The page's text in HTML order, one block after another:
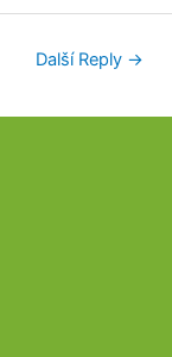
Další Reply →